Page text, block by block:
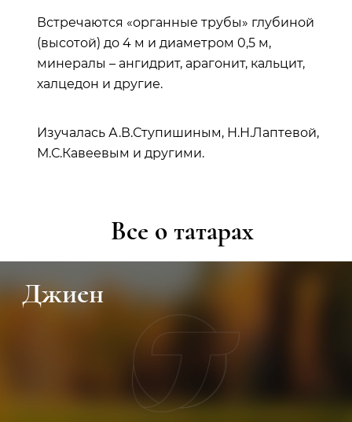
Встречаются «органные трубы» глубиной
(высотой) до 4 м и диаметром 0,5 м,
минералы – ангидрит, арагонит, кальцит,
халцедон и другие.
Изучалась А.В.Ступишиным, Н.Н.Лаптевой,
М.С.Кавеевым и другими.
Все о татарах
Джиен